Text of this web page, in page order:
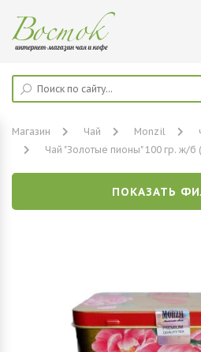
Магазин Чай Monzil
Чай "Золотые пионы" 100 гр. ж/б
ПОКАЗАТЬ